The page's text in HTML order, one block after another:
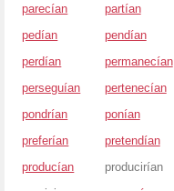
parecían
partían
pedían
pendían
perdían
permanecían
perseguían
pertenecían
pondrían
ponían
preferían
pretendían
producían
producirían